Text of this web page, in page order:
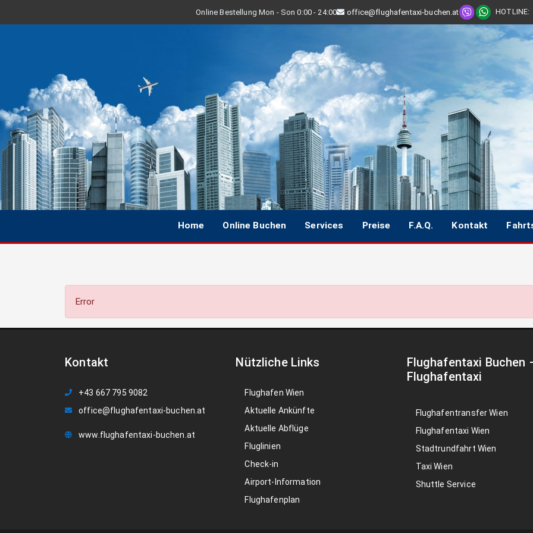
Online Bestellung Mon - Son 0:00 - 24:00 office@flughafentaxi-buchen.at HOTLINE:
Home Online Buchen Services Preise F.A.Q. Kontakt
Error
Kontakt
+43 667 795 9082
office@flughafentaxi-buchen.at
www.flughafentaxi-buchen.at
Nützliche Links
Flughafen Wien
Aktuelle Ankünfte
Aktuelle Abflüge
Fluglinien
Check-in
Airport-Information
Flughafenplan
Flughafentaxi Buchen
Flughafentaxi
Flughafentransfer Wien
Flughafentaxi Wien
Stadtrundfahrt Wien
Taxi Wien
Shuttle Service